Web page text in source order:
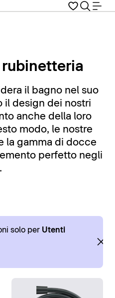
il bagno nel suo
il design dei nostri
anche della loro
modo, le nostre
la gamma di docce
perfetto negli
solo per Utenti